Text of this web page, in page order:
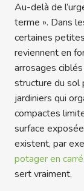
Au-delà de
terme ». Dans
certaines
reviennent en
arrosages
structure du sol
jardiniers qui
compactes
surface
existent, par
potager en carré
sert vraiment.